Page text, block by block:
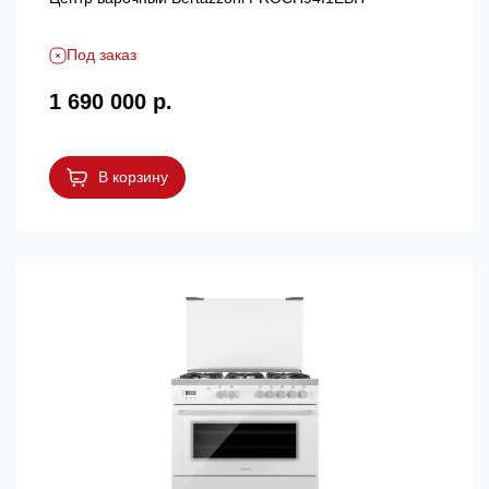
Под заказ
1 690 000 р.
В корзину